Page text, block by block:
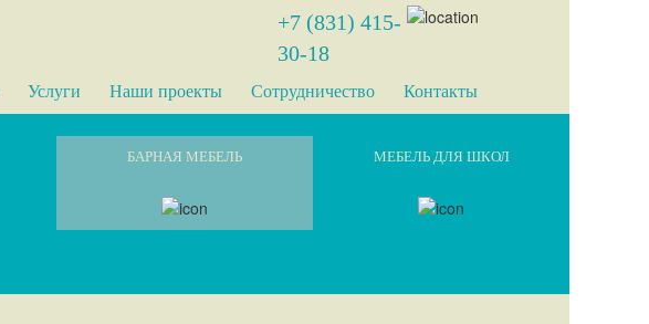
+7 (831) 415-
30-18
Услуги Наши проекты Сотрудничество Контакты
БАРНАЯ МЕБЕЛЬ МЕБЕЛЬ ДЛЯ ШКОЛ